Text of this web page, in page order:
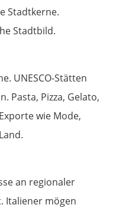
Stadtkerne.
Stadtbild.
UNESCO-Stätten
Pasta, Pizza, Gelato,
wie Mode,
an regionaler
Italiener mögen